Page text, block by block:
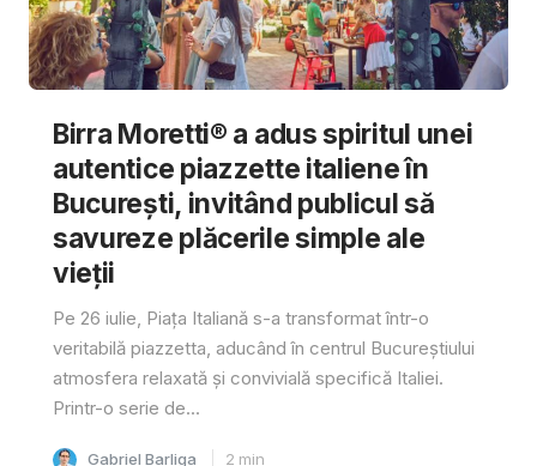
Birra Moretti® a adus spiritul unei
autentice piazzette italiene în
București, invitând publicul să
savureze plăcerile simple ale
vieții
Pe 26 iulie, Piața Italiană s-a transformat într-o
veritabilă piazzetta, aducând în centrul Bucureștiului
atmosfera relaxată și convivială specifică Italiei.
Printr-o serie de...
Gabriel Barliga 2 min